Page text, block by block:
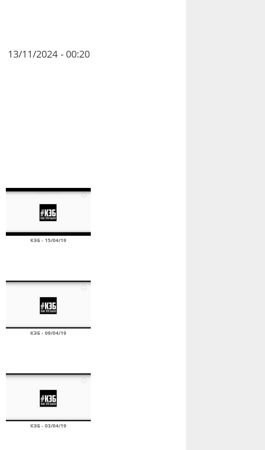
13/11/2024 - 00:20
КЭБ - 15/04/19
КЭБ - 09/04/19
КЭБ - 03/04/19